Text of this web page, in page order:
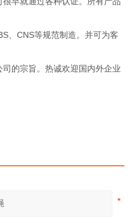
、CNS等规范制造。并可为客
的宗旨。热诚欢迎国内外企业